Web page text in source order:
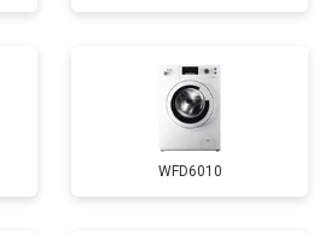
от 2100 ₽ Заказать
от 2550 ₽ Заказать
WFD6010